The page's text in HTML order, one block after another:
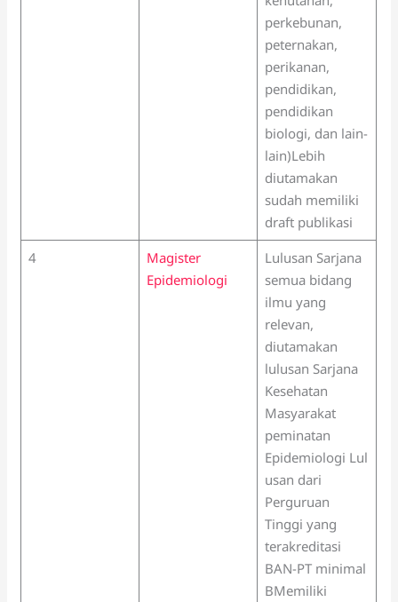
perkebunan,
peternakan,
perikanan,
pendidikan,
pendidikan
biologi, dan lain-
lain)Lebih
diutamakan
sudah memiliki
draft publikasi
4
Magister
Epidemiologi
Lulusan Sarjana
semua bidang
ilmu yang
relevan,
diutamakan
lulusan Sarjana
Kesehatan
Masyarakat
peminatan
Epidemiologi Lul
usan dari
Perguruan
Tinggi yang
terakreditasi
BAN-PT minimal
BMemiliki